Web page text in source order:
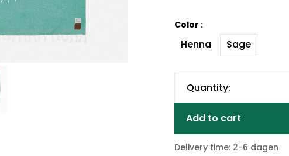
Color :
Henna Sage
Quantity:
Add to cart
Delivery time: 2-6 dagen